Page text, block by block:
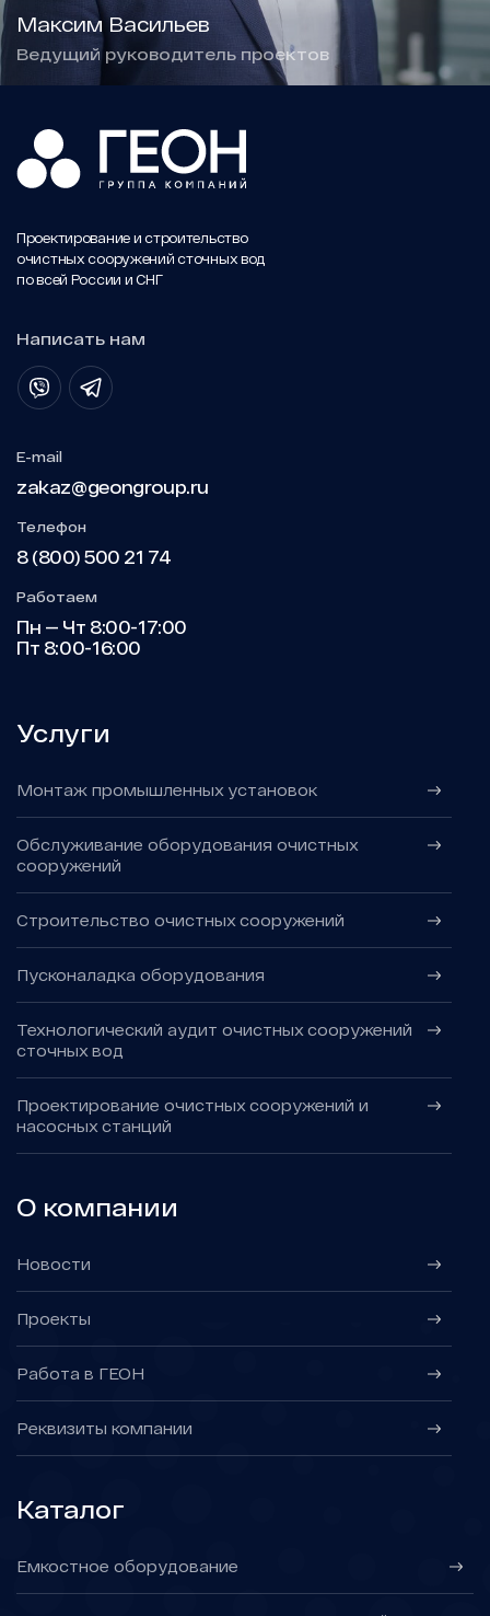
Максим Васильев
Ведущий руководитель проектов
Проектирование и строительство
очистных сооружений сточных вод
по всей России и СНГ
Написать нам
Услуги
Монтаж промышленных установок
Обслуживание оборудования очистных
сооружений
Строительство очистных сооружений
Пусконаладка оборудования
Технологический аудит очистных сооружений
сточных вод
Проектирование очистных сооружений и
насосных станций
О компании
Новости
Проекты
Работа в ГЕОН
Реквизиты компании
Каталог
Емкостное оборудование
E-mail
zakaz@geongroup.ru
Телефон
8 (800) 500 21 74
Работаем
Пн — Чт 8:00-17:00
Пт 8:00-16:00